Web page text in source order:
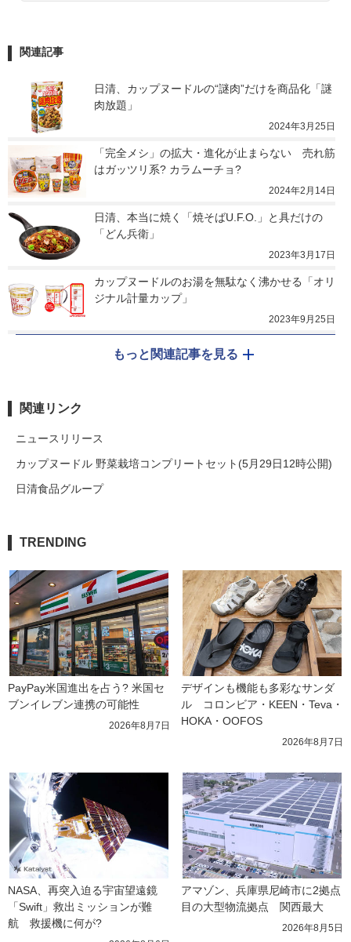
関連記事
日清、カップヌードルの“謎肉”だけを商品化「謎
肉放題」
2024年3月25日
「完全メシ」の拡大・進化が止まらない　売れ筋
はガッツリ系? カラムーチョ?
2024年2月14日
日清、本当に焼く「焼そばU.F.O.」と具だけの
「どん兵衛」
2023年3月17日
カップヌードルのお湯を無駄なく沸かせる「オリ
ジナル計量カップ」
2023年9月25日
もっと関連記事を見る
関連リンク
ニュースリリース
カップヌードル 野菜栽培コンプリートセット(5月29日12時公開)
日清食品グループ
TRENDING
PayPay米国進出を占う? 米国セ
ブンイレブン連携の可能性
2026年8月7日
デザインも機能も多彩なサンダ
ル　コロンビア・KEEN・Teva・
HOKA・OOFOS
2026年8月7日
NASA、再突入迫る宇宙望遠鏡
「Swift」救出ミッションが難
航　救援機に何が?
アマゾン、兵庫県尼崎市に2拠点
目の大型物流拠点　関西最大
2026年8月5日